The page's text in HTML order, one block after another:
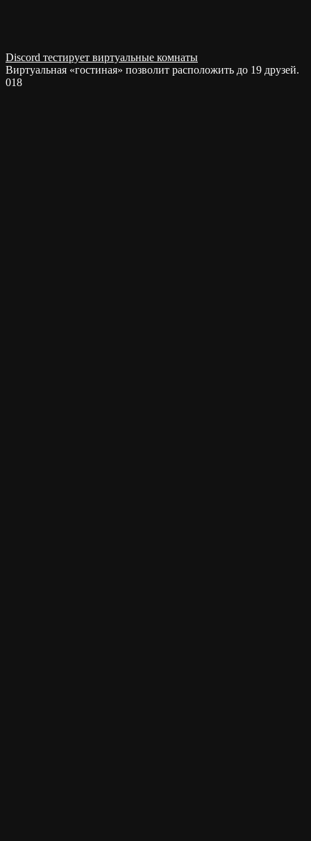
Discord тестирует виртуальные комнаты
Виртуальная «гостиная» позволит расположить до 19 друзей.
018